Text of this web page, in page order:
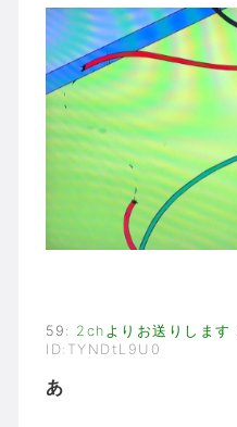
59 : 2chよりお送りします
ID:TYNDtL9U0
あ